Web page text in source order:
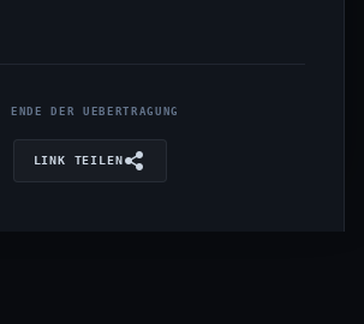
ENDE DER UEBERTRAGUNG
LINK TEILEN